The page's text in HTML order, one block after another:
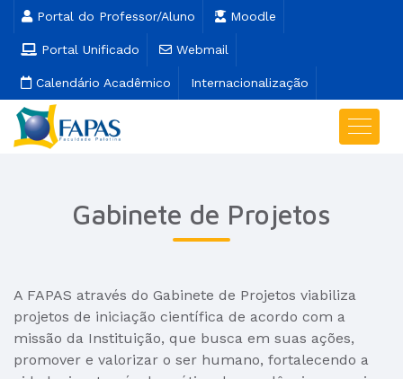
Portal do Professor/Aluno Moodle
Portal Unificado Webmail
Calendário Acadêmico Internacionalização
Gabinete de Projetos
A FAPAS através do Gabinete de Projetos viabiliza
projetos de iniciação científica de acordo com a
missão da Instituição, que busca em suas ações,
promover e valorizar o ser humano, fortalecendo a